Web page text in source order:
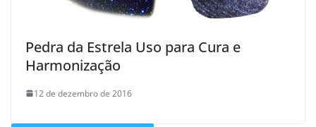
Pedra da Estrela Uso para Cura e
Harmonização
12 de dezembro de 2016